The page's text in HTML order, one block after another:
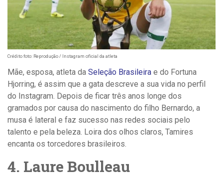
Crédito foto: Reprodução / Instagram oficial da atleta
Mãe, esposa, atleta da Seleção Brasileira e do Fortuna
Hjorring, é assim que a gata descreve a sua vida no perfil
do Instagram. Depois de ficar três anos longe dos
gramados por causa do nascimento do filho Bernardo, a
musa é lateral e faz sucesso nas redes sociais pelo
talento e pela beleza. Loira dos olhos claros, Tamires
encanta os torcedores brasileiros.
4. Laure Boulleau